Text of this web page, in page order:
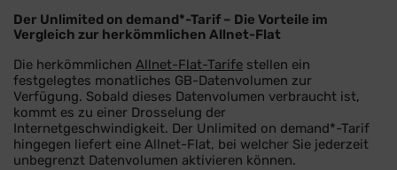
Der Unlimited on demand*-Tarif – Die Vorteile im
Vergleich zur herkömmlichen Allnet-Flat
Die herkömmlichen Allnet-Flat-Tarife stellen ein
festgelegtes monatliches GB-Datenvolumen zur
Verfügung. Sobald dieses Datenvolumen verbraucht ist,
kommt es zu einer Drosselung der
Internetgeschwindigkeit. Der Unlimited on demand*-Tarif
hingegen liefert eine Allnet-Flat, bei welcher Sie jederzeit
unbegrenzt Datenvolumen aktivieren können.